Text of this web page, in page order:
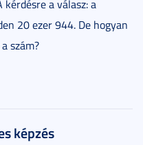
kérdésre a válasz: a
20 ezer 944. De hogyan
szám?
képzés